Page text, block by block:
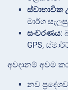
ස්වාභාවික
මාර්ග
සංචරණය:
GPS,
අවදානම් අවම
නව